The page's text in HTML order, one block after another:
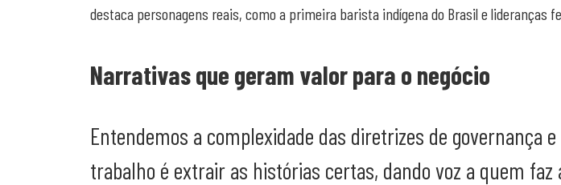
destaca personagens reais, como a primeira barista indígena do Brasil e lideranças
Narrativas que geram valor para o negócio
Entendemos a complexidade das diretrizes de governança
trabalho é extrair as histórias certas, dando voz a quem